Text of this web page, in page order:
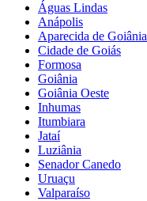
Águas Lindas
Anápolis
Aparecida de Goiânia
Cidade de Goiás
Formosa
Goiânia
Goiânia Oeste
Inhumas
Itumbiara
Jataí
Luziânia
Senador Canedo
Uruaçu
Valparaíso